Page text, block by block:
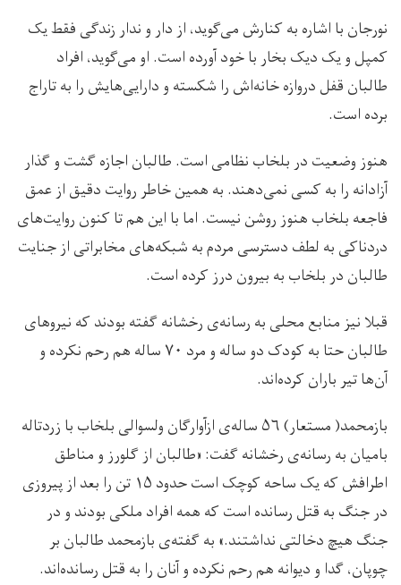
نورجان با اشاره به کنارش می‌گوید، از دار و ندار زندگی فقط یک
کمپل و یک دیک بخار با خود آورده است. او می‌گوید، افراد
طالبان قفل دروازه خانه‌اش را شکسته و دارایی‌هایش را به تاراج
برده است.
هنوز وضعیت در بلخاب نظامی است. طالبان اجازه گشت و گذار
آزادانه را به کسی نمی‌دهند. به همین خاطر روایت دقیق از عمق
فاجعه بلخاب هنوز روشن نیست. اما با این هم تا کنون روایت‌های
دردناکی به لطف دسترسی مردم به شبکه‌های مخابراتی از جنایت
طالبان در بلخاب به بیرون درز کرده است.
قبلا نیز منابع محلی به رسانه‌ی رخشانه گفته بودند که نیروهای
طالبان حتا به کودک دو ساله و مرد ۷۰ ساله هم رحم نکرد‌ه‌ و
آن‌ها تیر باران کرده‌اند.
بازمحمد( مستعار) ۵۶ ساله‌ی ازآوارگان ولسوالی بلخاب با زردتاله
بامیان به رسانه‌ی رخشانه گفت: «طالبان از گلورز و مناطق
اطرافش که یک ساحه کوچک است حدود ۱۵ تن را بعد از پیروزی
در جنگ به قتل رسانده است که همه افراد ملکی بودند و در
جنگ هیچ دخالتی نداشتند.» به گفته‌ی بازمحمد طالبان بر
چوپان، گدا و دیوانه‌ هم رحم نکرده و آنان را به قتل رسانده‌اند.